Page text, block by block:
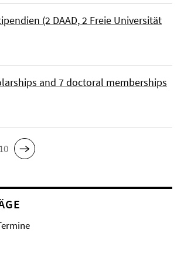
(2 DAAD, 2 Freie Universität
and 7 doctoral memberships